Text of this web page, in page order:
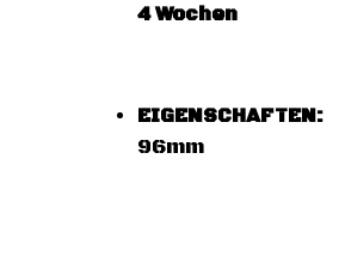
4 Wochen
EIGENSCHAFTEN:
96mm